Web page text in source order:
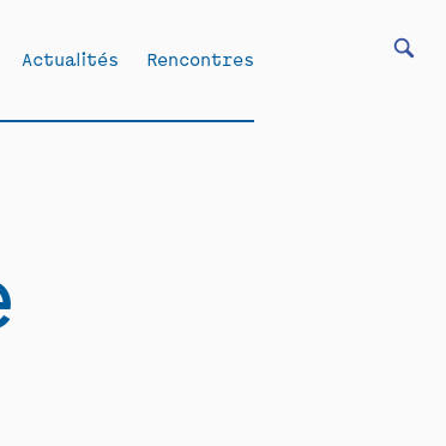
Actualités Rencontres